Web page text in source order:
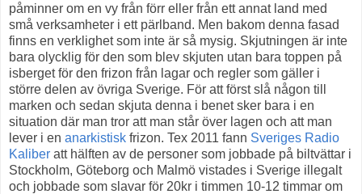
påminner om en vy från förr eller från ett annat land med
små verksamheter i ett pärlband. Men bakom denna fasad
finns en verklighet som inte är så mysig. Skjutningen är inte
bara olycklig för den som blev skjuten utan bara toppen på
isberget för den frizon från lagar och regler som gäller i
större delen av övriga Sverige. För att först slå någon till
marken och sedan skjuta denna i benet sker bara i en
situation där man tror att man står över lagen och att man
lever i en anarkistisk frizon. Tex 2011 fann Sveriges Radio
Kaliber att hälften av de personer som jobbade på biltvättar i
Stockholm, Göteborg och Malmö vistades i Sverige illegalt
och jobbade som slavar för 20kr i timmen 10-12 timmar om